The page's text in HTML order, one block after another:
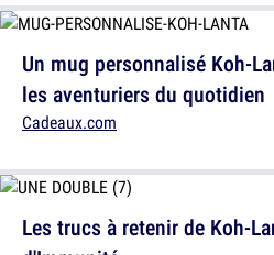
Les trucs à retenir de Koh-
Un mug personnalisé Koh-
les aventuriers du quotidien
Cadeaux.com